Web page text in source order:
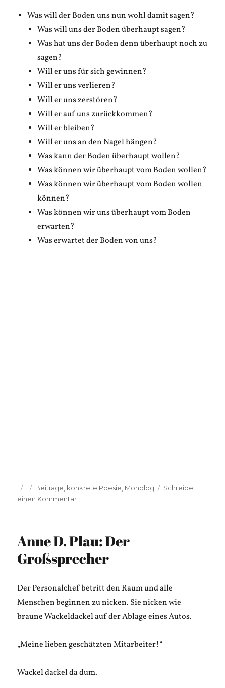
Was will der Boden uns nun wohl damit sagen?
Was will uns der Boden überhaupt sagen?
Was hat uns der Boden denn überhaupt noch zu
sagen?
Will er uns für sich gewinnen?
Will er uns verlieren?
Will er uns zerstören?
Will er auf uns zurückkommen?
Will er bleiben?
Will er uns an den Nagel hängen?
Was kann der Boden überhaupt wollen?
Was können wir überhaupt vom Boden wollen?
Was können wir überhaupt vom Boden wollen
können?
Was können wir uns überhaupt vom Boden
erwarten?
Was erwartet der Boden von uns?
Veröffentlicht
am
Kategorien
Beiträge konkrete Poesie Monolog
Schreibe
einen Kommentarzu
und
Anne D. Plau: Der
Großsprecher
Der Personalchef betritt den Raum und alle
Menschen beginnen zu nicken. Sie nicken wie
braune Wackeldackel auf der Ablage eines Autos.
„Meine lieben geschätzten Mitarbeiter!“
Wackel dackel da dum.